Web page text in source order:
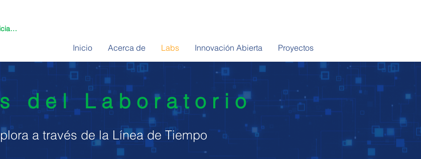
sesión
Inicio Acerca de Labs Innovación Abierta Proyectos
del Laboratorio
a través de la Línea de Tiempo